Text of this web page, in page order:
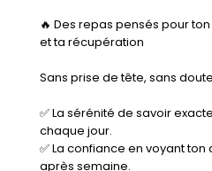
🔥 Des repas pensés pour
et ta récupération
Sans prise de tête, sans
✅ La sérénité de savoir
chaque jour.
✅ La confiance en voyant
après semaine.